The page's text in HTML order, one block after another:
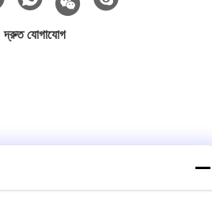
দ্রুত যোগাযোগ